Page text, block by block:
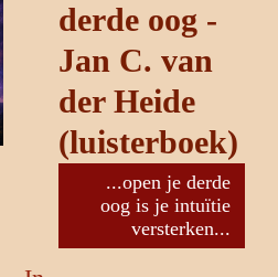
derde oog -
Jan C. van
der Heide
(luisterboek)
...open je derde
oog is je intuïtie
versterken...